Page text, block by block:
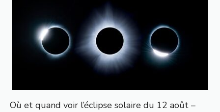
Où et quand voir l’éclipse solaire du 12 août –